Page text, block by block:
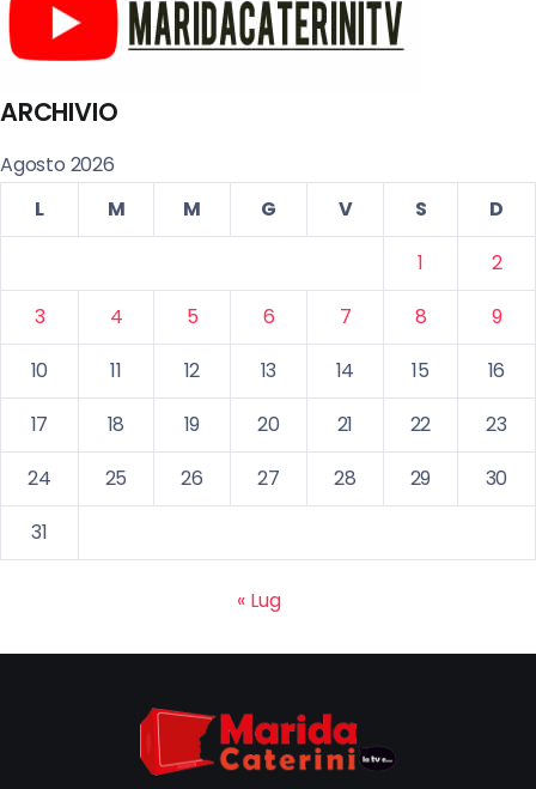
ARCHIVIO
Agosto 2026
L
M M G V S
D
1
2
3
4 5 6 7 8
9
10
11 12 13 14 15
16
17
18 19 20 21 22
23
24
25 26 27 28 29
30
31
« Lug